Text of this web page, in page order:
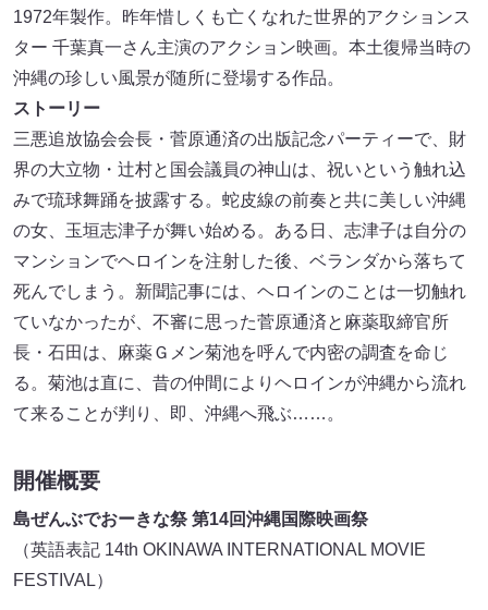
1972年製作。昨年惜しくも亡くなれた世界的アクションス
ター 千葉真一さん主演のアクション映画。本土復帰当時の
沖縄の珍しい風景が随所に登場する作品。
ストーリー
三悪追放協会会長・菅原通済の出版記念パーティーで、財
界の大立物・辻村と国会議員の神山は、祝いという触れ込
みで琉球舞踊を披露する。蛇皮線の前奏と共に美しい沖縄
の女、玉垣志津子が舞い始める。ある日、志津子は自分の
マンションでヘロインを注射した後、ベランダから落ちて
死んでしまう。新聞記事には、ヘロインのことは一切触れ
ていなかったが、不審に思った菅原通済と麻薬取締官所
長・石田は、麻薬Ｇメン菊池を呼んで内密の調査を命じ
る。菊池は直に、昔の仲間によりヘロインが沖縄から流れ
て来ることが判り、即、沖縄へ飛ぶ……。
開催概要
島ぜんぶでおーきな祭 第14回沖縄国際映画祭
（英語表記 14th OKINAWA INTERNATIONAL MOVIE
FESTIVAL）